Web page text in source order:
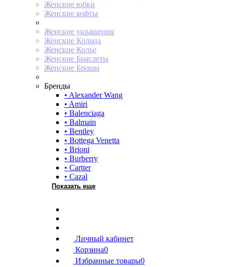
Женские юбки
Женские кофты
Женские украшения
Женские Кольца
Женские Колье
Женские Браслеты
Женские Броши
Бренды
• Alexander Wang
• Amiri
• Balenciaga
• Balmain
• Bentley
• Bottega Venetta
• Brioni
• Burberry
• Cartier
• Cazal
Показать еще
Личный кабинет
Корзина0
Избранные товары0